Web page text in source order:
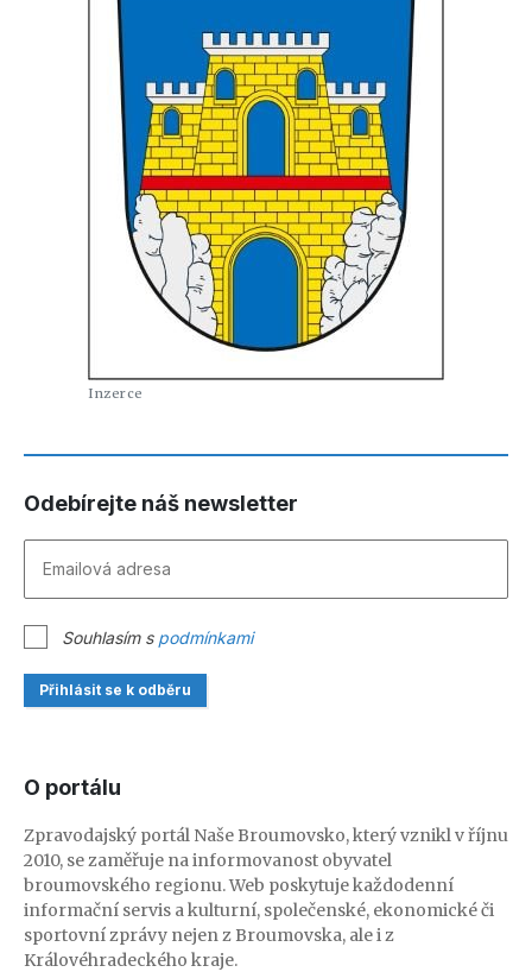
Odebírejte náš newsletter
Souhlasím s podmínkami
Přihlásit se k odběru
O portálu
Zpravodajský portál Naše Broumovsko, který vznikl v říjnu
2010, se zaměřuje na informovanost obyvatel
broumovského regionu. Web poskytuje každodenní
informační servis a kulturní, společenské, ekonomické či
sportovní zprávy nejen z Broumovska, ale i z
Královéhradeckého kraje.